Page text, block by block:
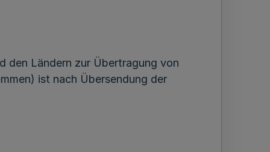
den Ländern zur Übertragung von
ist nach Übersendung der